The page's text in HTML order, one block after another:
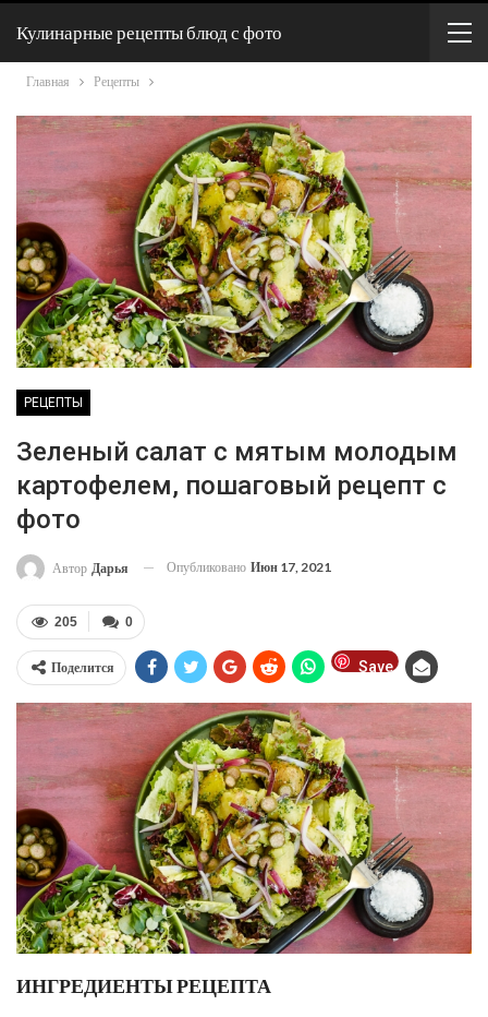
Кулинарные рецепты блюд с фото
Главная Рецепты
РЕЦЕПТЫ
Зеленый салат с мятым молодым
картофелем, пошаговый рецепт с
фото
Автор Дарья Опубликовано Июн 17, 2021
0
205
Поделится Save
ИНГРЕДИЕНТЫ РЕЦЕПТА